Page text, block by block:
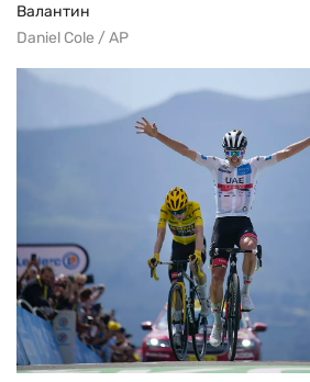
Валантин
Daniel Cole / AP